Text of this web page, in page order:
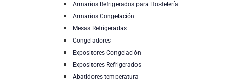
Armarios Refrigerados para Hostelería
Armarios Congelación
Mesas Refrigeradas
Congeladores
Expositores Congelación
Expositores Refrigerados
Abatidores temperatura